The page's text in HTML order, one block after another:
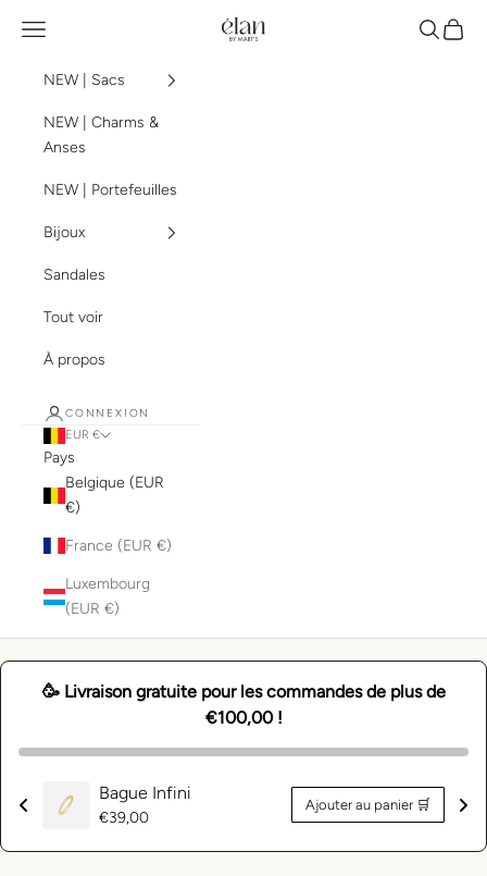
élan by mart's
Menu Panier
NEW | Sacs
NEW | Charms &
Anses
NEW | Portefeuilles
Bijoux
Sandales
Tout voir
À propos
CONNEXION
EUR €
Pays
Belgique (EUR
€)
France (EUR €)
Luxembourg
(EUR €)
🥳 Livraison gratuite pour les commandes de plus de
€100,00 !
Bague Infini
Prix
€39,00
Ajouter au panier 🛒